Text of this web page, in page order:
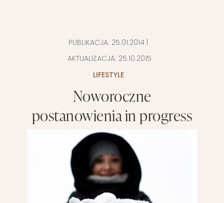
PUBLIKACJA: 25.01.2014 |
AKTUALIZACJA: 25.10.2015
LIFESTYLE
Noworoczne
postanowienia in progress